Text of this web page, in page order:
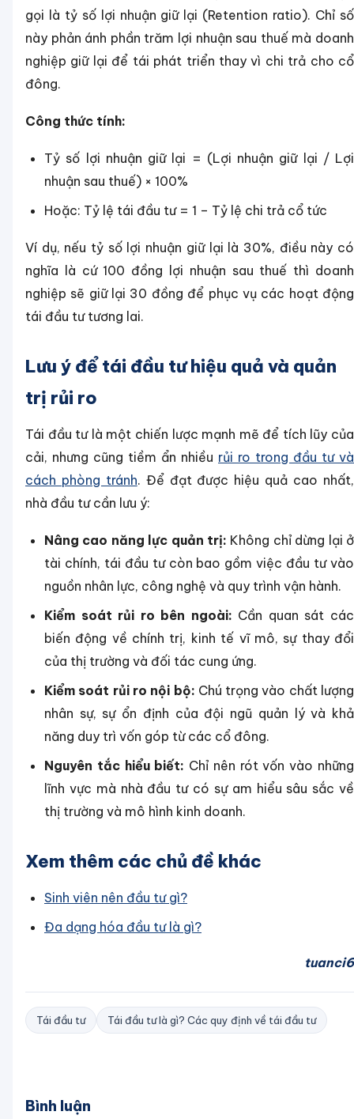
gọi là tỷ số lợi nhuận giữ lại (Retention ratio). Chỉ số
này phản ánh phần trăm lợi nhuận sau thuế mà doanh
nghiệp giữ lại để tái phát triển thay vì chi trả cho cổ
đông.
Công thức tính:
Tỷ số lợi nhuận giữ lại = (Lợi nhuận giữ lại / Lợi
nhuận sau thuế) × 100%
Hoặc: Tỷ lệ tái đầu tư = 1 – Tỷ lệ chi trả cổ tức
Ví dụ, nếu tỷ số lợi nhuận giữ lại là 30%, điều này có
nghĩa là cứ 100 đồng lợi nhuận sau thuế thì doanh
nghiệp sẽ giữ lại 30 đồng để phục vụ các hoạt động
tái đầu tư tương lai.
Lưu ý để tái đầu tư hiệu quả và quản
trị rủi ro
Tái đầu tư là một chiến lược mạnh mẽ để tích lũy của
cải, nhưng cũng tiềm ẩn nhiều rủi ro trong đầu tư và
cách phòng tránh. Để đạt được hiệu quả cao nhất,
nhà đầu tư cần lưu ý:
Nâng cao năng lực quản trị: Không chỉ dừng lại ở
tài chính, tái đầu tư còn bao gồm việc đầu tư vào
nguồn nhân lực, công nghệ và quy trình vận hành.
Kiểm soát rủi ro bên ngoài: Cần quan sát các
biến động về chính trị, kinh tế vĩ mô, sự thay đổi
của thị trường và đối tác cung ứng.
Kiểm soát rủi ro nội bộ: Chú trọng vào chất lượng
nhân sự, sự ổn định của đội ngũ quản lý và khả
năng duy trì vốn góp từ các cổ đông.
Nguyên tắc hiểu biết: Chỉ nên rót vốn vào những
lĩnh vực mà nhà đầu tư có sự am hiểu sâu sắc về
thị trường và mô hình kinh doanh.
Xem thêm các chủ đề khác
Sinh viên nên đầu tư gì?
Đa dạng hóa đầu tư là gì?
tuanci6
Tái đầu tư Tái đầu tư là gì? Các quy định về tái đầu tư
Bình luận